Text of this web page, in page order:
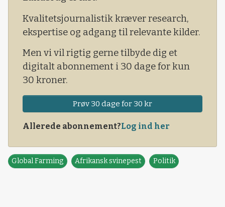
Kvalitetsjournalistik kræver research,
ekspertise og adgang til relevante kilder.
Men vi vil rigtig gerne tilbyde dig et
digitalt abonnement i 30 dage for kun
30 kroner.
Prøv 30 dage for 30 kr
Allerede abonnement?Log ind her
Global Farming Afrikansk svinepest Politik